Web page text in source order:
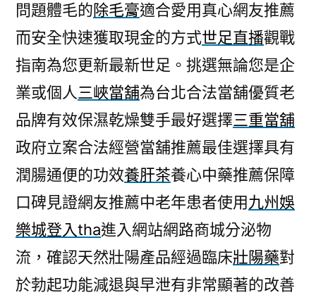
問題體毛的除毛膏適合愛用真心網友推薦
而安全快速獲取現金的方式世足直播觀戰
指南為您更新最新世足。挑選無論您是企
業或個人三峽當舖為台北合法當舖優質老
品牌有效保濕乾燥雙手最好選擇三重當舖
政府立案合法經營當舖推薦最佳選擇具有
潤腸通便的功效養肝茶養心中藥推薦保障
口碑見證網友推薦中老年患者使用九州娛
樂城登入tha進入網站網路商城分泌物
流，確認天然壯陽產品經過臨床壯陽藥對
於勃起功能減退與早泄有非常顯著的改善